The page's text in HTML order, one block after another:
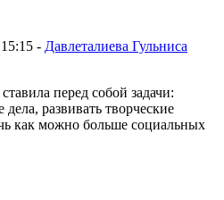
- Давлеталиева Гульниса
перед собой задачи:
развивать творческие
как можно больше социальных